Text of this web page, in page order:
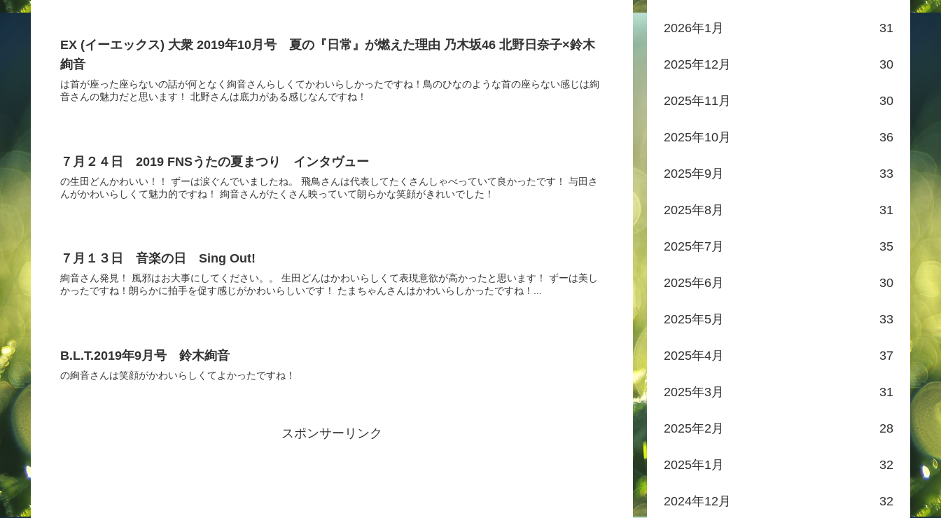
EX (イーエックス) 大衆 2019年10月号 夏の『日常』が燃えた理由 乃木坂46 北野日奈子×鈴木
絢音
は首が座った座らないの話が何となく絢音さんらしくてかわいらしかったですね！鳥のひなのような首の座らない感じは絢
音さんの魅力だと思います！ 北野さんは底力がある感じなんですね！
７月２４日 2019 FNSうたの夏まつり インタヴュー
の生田どんかわいい！！ ずーは涙ぐんでいましたね。 飛鳥さんは代表してたくさんしゃべっていて良かったです！ 与田さ
んがかわいらしくて魅力的ですね！ 絢音さんがたくさん映っていて朗らかな笑顔がきれいでした！
７月１３日 音楽の日 Sing Out!
絢音さん発見！ 風邪はお大事にしてください。。 生田どんはかわいらしくて表現意欲が高かったと思います！ ずーは美し
かったですね！朗らかに拍手を促す感じがかわいらしいです！ たまちゃんさんはかわいらしかったですね！...
B.L.T.2019年9月号 鈴木絢音
の絢音さんは笑顔がかわいらしくてよかったですね！
スポンサーリンク
2026年1月 31
2025年12月 30
2025年11月 30
2025年10月 36
2025年9月 33
2025年8月 31
2025年7月 35
2025年6月 30
2025年5月 33
2025年4月 37
2025年3月 31
2025年2月 28
2025年1月 32
2024年12月 32